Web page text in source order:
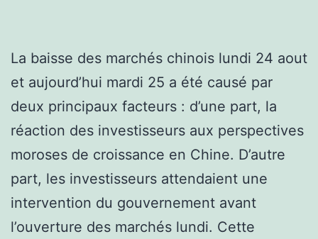
La baisse des marchés chinois lundi 24 aout
et aujourd’hui mardi 25 a été causé par
deux principaux facteurs : d’une part, la
réaction des investisseurs aux perspectives
moroses de croissance en Chine. D’autre
part, les investisseurs attendaient une
intervention du gouvernement avant
l’ouverture des marchés lundi. Cette